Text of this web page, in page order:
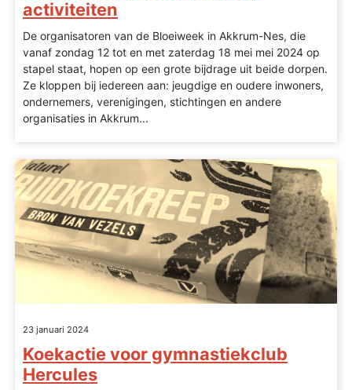
activiteiten
De organisatoren van de Bloeiweek in Akkrum-Nes, die
vanaf zondag 12 tot en met zaterdag 18 mei mei 2024 op
stapel staat, hopen op een grote bijdrage uit beide dorpen.
Ze kloppen bij iedereen aan: jeugdige en oudere inwoners,
ondernemers, verenigingen, stichtingen en andere
organisaties in Akkrum...
23 januari 2024
Koekactie voor gymnastiekclub
Hercules